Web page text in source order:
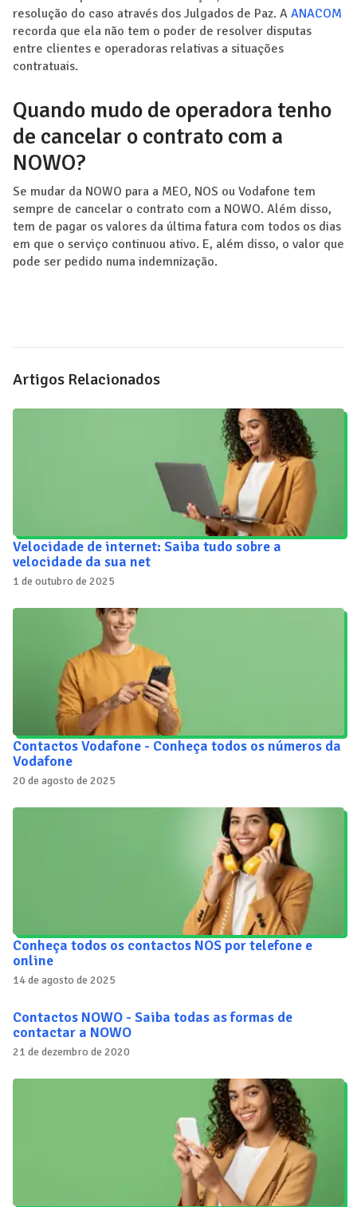
resolução do caso através dos Julgados de Paz. A ANACOM
recorda que ela não tem o poder de resolver disputas
entre clientes e operadoras relativas a situações
contratuais.
Quando mudo de operadora tenho
de cancelar o contrato com a
NOWO?
Se mudar da NOWO para a MEO, NOS ou Vodafone tem
sempre de cancelar o contrato com a NOWO. Além disso,
tem de pagar os valores da última fatura com todos os dias
em que o serviço continuou ativo. E, além disso, o valor que
pode ser pedido numa indemnização.
Artigos Relacionados
Velocidade de internet: Saiba tudo sobre a
velocidade da sua net
1 de outubro de 2025
Contactos Vodafone - Conheça todos os números da
Vodafone
20 de agosto de 2025
Conheça todos os contactos NOS por telefone e
online
14 de agosto de 2025
Contactos NOWO - Saiba todas as formas de
contactar a NOWO
21 de dezembro de 2020